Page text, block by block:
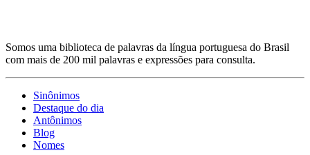
Somos uma biblioteca de palavras da língua portuguesa do Brasil
com mais de 200 mil palavras e expressões para consulta.
Sinônimos
Destaque do dia
Antônimos
Blog
Nomes